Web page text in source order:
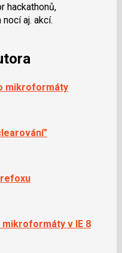
hackathonů,
aj. akcí.
mikroformáty
v IE 8